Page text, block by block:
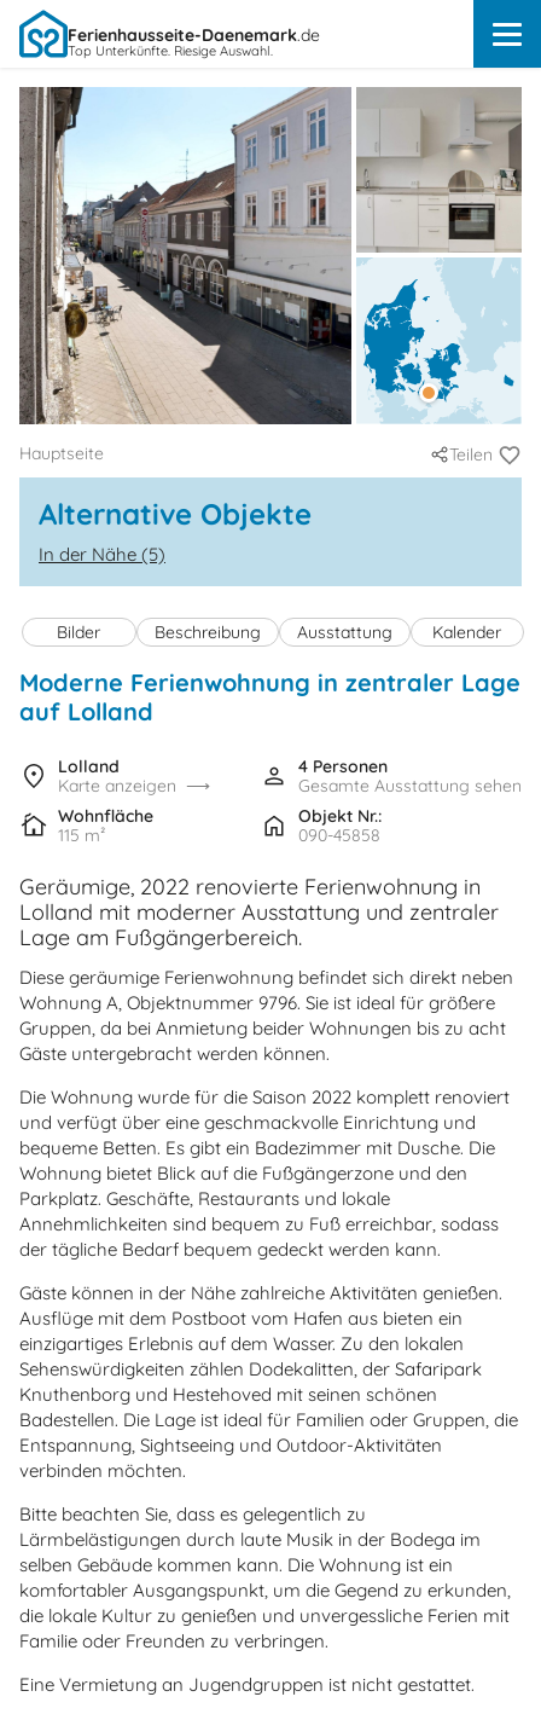
Ferienhausseite-Daenemark.de
Top Unterkünfte. Riesige Auswahl.
Hauptseite Teilen
Alternative Objekte
In der Nähe (5)
Bilder Beschreibung Ausstattung Kalender
Moderne Ferienwohnung in zentraler Lage
auf Lolland
Lolland
Karte anzeigen
4 Personen
Gesamte Ausstattung sehen
Wohnfläche
115 m²
Objekt Nr.:
090-45858
Geräumige, 2022 renovierte Ferienwohnung in
Lolland mit moderner Ausstattung und zentraler
Lage am Fußgängerbereich.
Diese geräumige Ferienwohnung befindet sich direkt neben
Wohnung A, Objektnummer 9796. Sie ist ideal für größere
Gruppen, da bei Anmietung beider Wohnungen bis zu acht
Gäste untergebracht werden können.
Die Wohnung wurde für die Saison 2022 komplett renoviert
und verfügt über eine geschmackvolle Einrichtung und
bequeme Betten. Es gibt ein Badezimmer mit Dusche. Die
Wohnung bietet Blick auf die Fußgängerzone und den
Parkplatz. Geschäfte, Restaurants und lokale
Annehmlichkeiten sind bequem zu Fuß erreichbar, sodass
der tägliche Bedarf bequem gedeckt werden kann.
Gäste können in der Nähe zahlreiche Aktivitäten genießen.
Ausflüge mit dem Postboot vom Hafen aus bieten ein
einzigartiges Erlebnis auf dem Wasser. Zu den lokalen
Sehenswürdigkeiten zählen Dodekalitten, der Safaripark
Knuthenborg und Hestehoved mit seinen schönen
Badestellen. Die Lage ist ideal für Familien oder Gruppen, die
Entspannung, Sightseeing und Outdoor-Aktivitäten
verbinden möchten.
Bitte beachten Sie, dass es gelegentlich zu
Lärmbelästigungen durch laute Musik in der Bodega im
selben Gebäude kommen kann. Die Wohnung ist ein
komfortabler Ausgangspunkt, um die Gegend zu erkunden,
die lokale Kultur zu genießen und unvergessliche Ferien mit
Familie oder Freunden zu verbringen.
Eine Vermietung an Jugendgruppen ist nicht gestattet.